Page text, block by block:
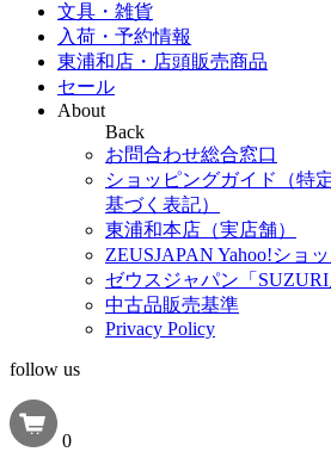
文具・雑貨
入荷・予約情報
東浦和店・店頭販売商品
セール
About
Back
お問合わせ総合窓口
ショッピングガイド（特
基づく表記）
東浦和本店（実店舗）
ZEUSJAPAN Yahoo!ショ
ゼウスジャパン「SUZURI
中古品販売基準
Privacy Policy
follow us
0